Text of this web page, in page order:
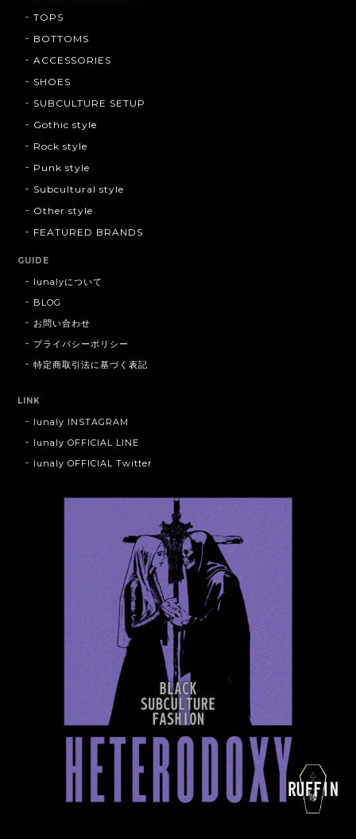
TOPS
BOTTOMS
ACCESSORIES
SHOES
SUBCULTURE SETUP
Gothic style
Rock style
Punk style
Subcultural style
Other style
FEATURED BRANDS
GUIDE
lunalyについて
BLOG
お問い合わせ
プライバシーポリシー
特定商取引法に基づく表記
LINK
lunaly INSTAGRAM
lunaly OFFICIAL LINE
lunaly OFFICIAL Twitter